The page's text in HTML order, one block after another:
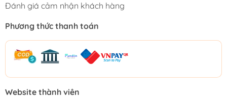
Đánh giá cảm nhận khách hàng
Phương thức thanh toán
Website thành viên